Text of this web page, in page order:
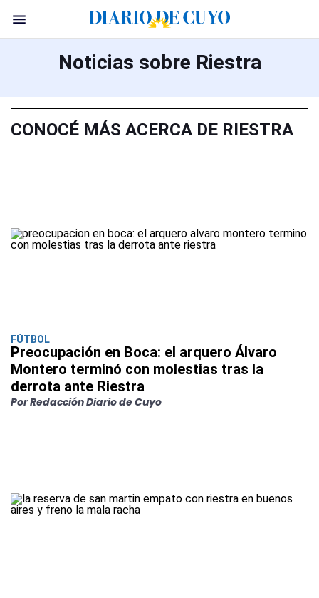
Noticias sobre Riestra
CONOCÉ MÁS ACERCA DE RIESTRA
FÚTBOL
Preocupación en Boca: el arquero Álvaro
Montero terminó con molestias tras la
derrota ante Riestra
Por Redacción Diario de Cuyo